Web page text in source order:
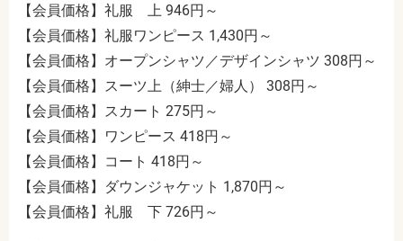
【会員価格】礼服 上 946円～
【会員価格】礼服ワンピース 1,430円～
【会員価格】オープンシャツ／デザインシャツ 308円～
【会員価格】スーツ上（紳士／婦人） 308円～
【会員価格】スカート 275円～
【会員価格】ワンピース 418円～
【会員価格】コート 418円～
【会員価格】ダウンジャケット 1,870円～
【会員価格】礼服 下 726円～